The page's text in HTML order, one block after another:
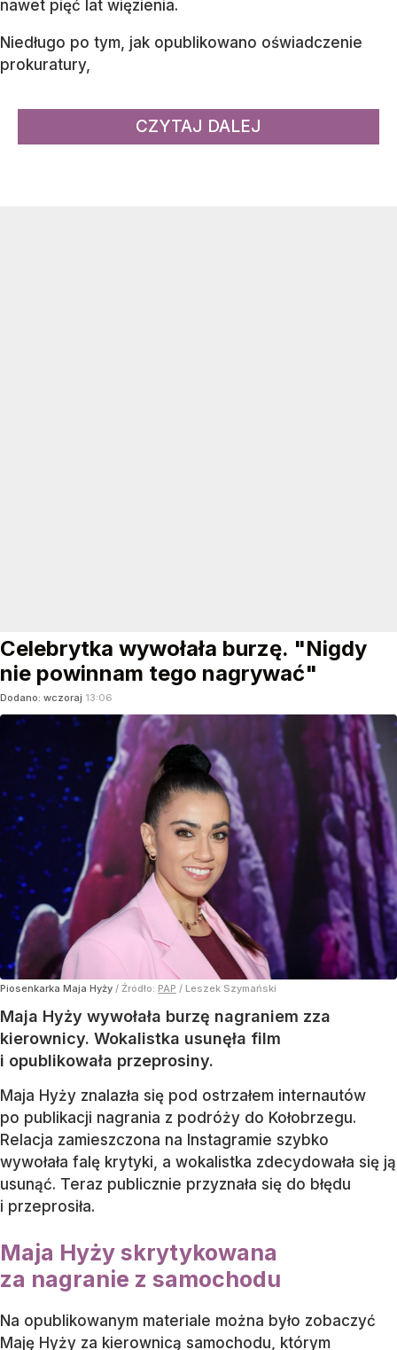
nawet pięć lat więzienia.
Niedługo po tym, jak opublikowano oświadczenie
prokuratury,
CZYTAJ DALEJ
Celebrytka wywołała burzę. "Nigdy
nie powinnam tego nagrywać"
Dodano: wczoraj 13:06
Piosenkarka Maja Hyży / Źródło: PAP / Leszek Szymański
Maja Hyży wywołała burzę nagraniem zza
kierownicy. Wokalistka usunęła film
i opublikowała przeprosiny.
Maja Hyży znalazła się pod ostrzałem internautów
po publikacji nagrania z podróży do Kołobrzegu.
Relacja zamieszczona na Instagramie szybko
wywołała falę krytyki, a wokalistka zdecydowała się ją
usunąć. Teraz publicznie przyznała się do błędu
i przeprosiła.
Maja Hyży skrytykowana
za nagranie z samochodu
Na opublikowanym materiale można było zobaczyć
Maję Hyży za kierownicą samochodu, którym